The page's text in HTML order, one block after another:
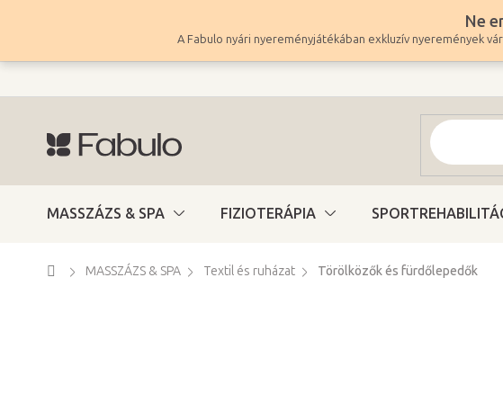
tartalomhoz
Ne
A Fabulo nyári nyereményjátékában exkluzív nyeremények
MASSZÁZS & SPA FIZIOTERÁPIA
Kezdőlap
MASSZÁZS & SPA Textil és ruházat Törölközők és fürdőlepedők